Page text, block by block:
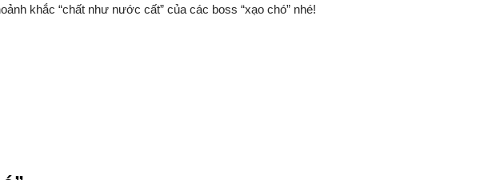
khắc “chất như nước cất” của các boss “xạo chó” nhé!